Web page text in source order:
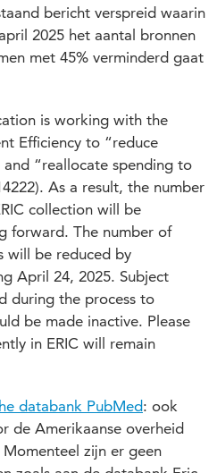
bericht verspreid waarin
2025 het aantal bronnen
met 45% verminderd gaat
is working with the
Efficiency to “reduce
“reallocate spending to
As a result, the number
collection will be
forward. The number of
will be reduced by
April 24, 2025. Subject
during the process to
be made inactive. Please
in ERIC will remain
databank PubMed: ook
de Amerikaanse overheid
zijn er geen